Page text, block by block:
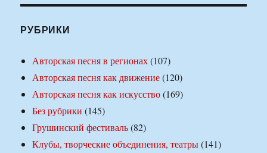
РУБРИКИ
Авторская песня в регионах(107)
Авторская песня как движение(120)
Авторская песня как искусство(169)
Без рубрики (145)
Грушинский фестиваль(82)
Клубы, творческие объединения, театры(141)